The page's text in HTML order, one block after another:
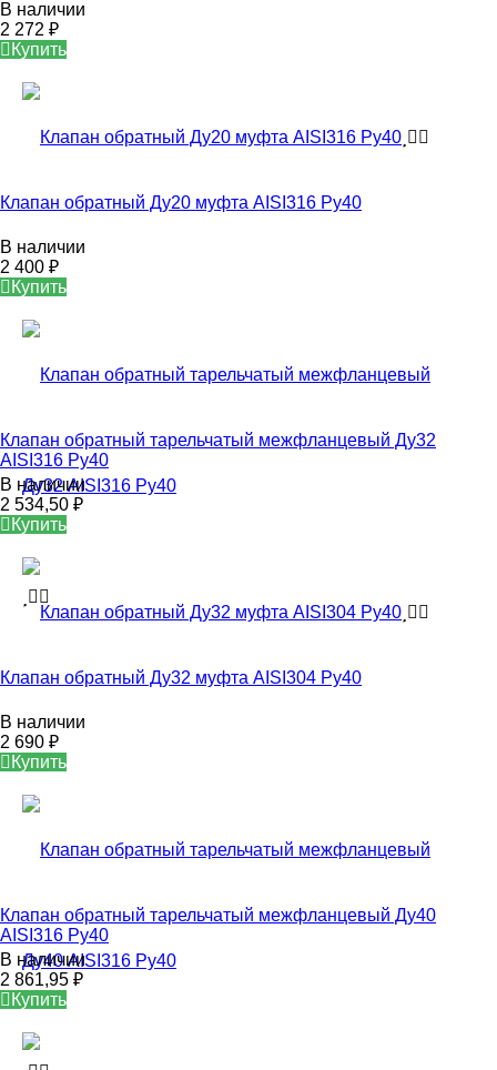
В наличии
2 272 ₽
Купить
Клапан обратный Ду20 муфта AISI316 Ру40
В наличии
2 400 ₽
Купить
Клапан обратный тарельчатый межфланцевый Ду32
AISI316 Ру40
В наличии
2 534,50 ₽
Купить
Клапан обратный Ду32 муфта AISI304 Ру40
В наличии
2 690 ₽
Купить
Клапан обратный тарельчатый межфланцевый Ду40
AISI316 Ру40
В наличии
2 861,95 ₽
Купить